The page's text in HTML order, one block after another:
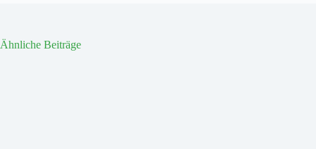
Ähnliche Beiträge